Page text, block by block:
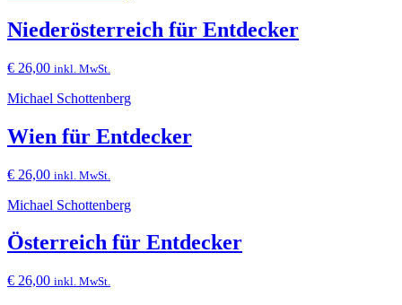
Niederösterreich für Entdecker
€ 26,00 inkl. MwSt.
Michael Schottenberg
Wien für Entdecker
€ 26,00 inkl. MwSt.
Michael Schottenberg
Österreich für Entdecker
€ 26,00 inkl. MwSt.